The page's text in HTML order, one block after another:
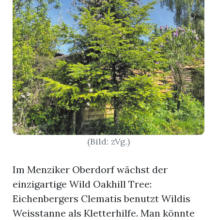
Burg
(Bild: zVg.)
Im Menziker Oberdorf wächst der
einzigartige Wild Oakhill Tree:
Eichenbergers Clematis benutzt Wildis
Weisstanne als Kletterhilfe. Man könnte